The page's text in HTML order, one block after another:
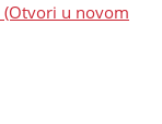
(Otvori u novom